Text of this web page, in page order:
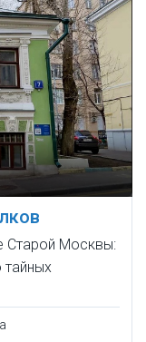
Старой Москвы:
тайных